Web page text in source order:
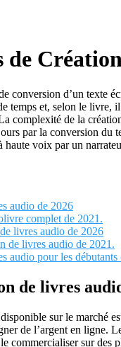
conversion d’un texte
temps et, selon le livre,
complexité de la
par la conversion du
haute voix par un
audio de 2026
complet de 2021.
livres audio de 2026
de livres audio de 2021.
audio pour les débutants
de livres
sur le marché
de l’argent en ligne.
commercialiser sur des